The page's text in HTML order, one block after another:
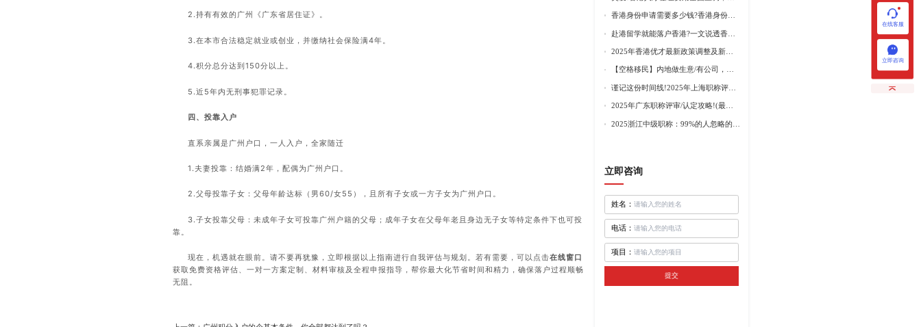
在线客服
立即咨询
2.持有有效的广州《广东省居住证》。
3.在本市合法稳定就业或创业，并缴纳社会保险满4年。
4.积分总分达到150分以上。
5.近5年内无刑事犯罪记录。
四、投靠入户
直系亲属是广州户口，一人入户，全家随迁
1.夫妻投靠：结婚满2年，配偶为广州户口。
2.父母投靠子女：父母年龄达标（男60/女55），且所有子女或一方子女为广州户口。
3.子女投靠父母：未成年子女可投靠广州户籍的父母；成年子女在父母年老且身边无子女等特定条件下也可投
靠。
现在，机遇就在眼前。请不要再犹豫，立即根据以上指南进行自我评估与规划。若有需要，可以点击在线窗口
获取免费资格评估、一对一方案定制、材料审核及全程申报指导，帮你最大化节省时间和精力，确保落户过程顺畅
无阻。
【空格移民】内地做生意/有公司，学历不高怎么办理香港身份?
立即咨询
姓名：
电话：
项目：
提交